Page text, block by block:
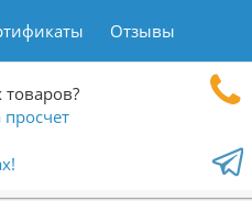
Отзывы